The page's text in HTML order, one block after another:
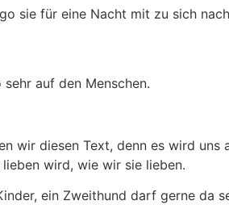
sie für eine Nacht mit zu sich
auf den Menschen.
wir diesen Text, denn es wird
wird, wie wir sie lieben.
ein Zweithund darf gerne da